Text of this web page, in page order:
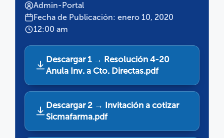
Admin-Portal
Fecha de Publicación: enero 10, 2020
12:00 am
Descargar 1 → Resolución 4-20
Anula Inv. a Cto. Directas.pdf
Descargar 2 → Invitación a cotizar
Sicmafarma.pdf